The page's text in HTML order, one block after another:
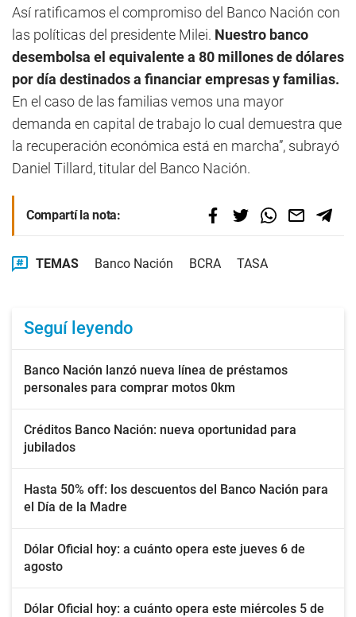
Así ratificamos el compromiso del Banco Nación con
las políticas del presidente Milei. Nuestro banco
desembolsa el equivalente a 80 millones de dólares
por día destinados a financiar empresas y familias.
En el caso de las familias vemos una mayor
demanda en capital de trabajo lo cual demuestra que
la recuperación económica está en marcha”, subrayó
Daniel Tillard, titular del Banco Nación.
Compartí la nota:
TEMAS Banco Nación BCRA TASA
Seguí leyendo
Banco Nación lanzó nueva línea de préstamos
personales para comprar motos 0km
Créditos Banco Nación: nueva oportunidad para
jubilados
Hasta 50% off: los descuentos del Banco Nación para
el Día de la Madre
Dólar Oficial hoy: a cuánto opera este jueves 6 de
agosto
Dólar Oficial hoy: a cuánto opera este miércoles 5 de